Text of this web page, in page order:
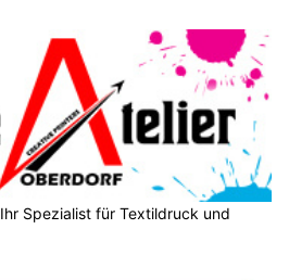
Spezialist für Textildruck und